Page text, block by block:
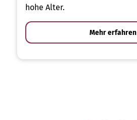
hohe Alter.
Mehr erfahren